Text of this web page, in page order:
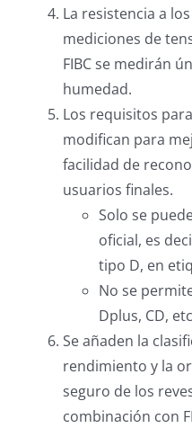
La resistencia a
mediciones de
FIBC se medirán
humedad.
Los requisitos
modifican para
facilidad de
usuarios finales.
Solo se
oficial, es
tipo D, en
No se
Dplus, CD,
Se añaden la
rendimiento y la
seguro de los
combinación con